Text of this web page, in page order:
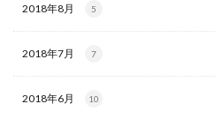
2018年8月 5
2018年7月 7
2018年6月 10